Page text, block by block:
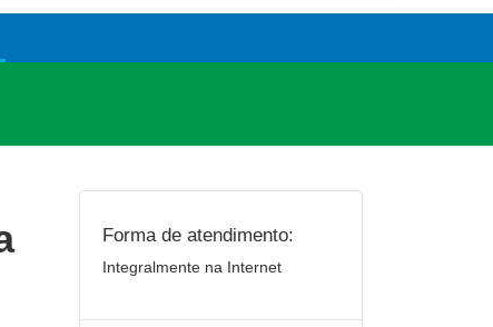
Forma de atendimento:
Integralmente na Internet